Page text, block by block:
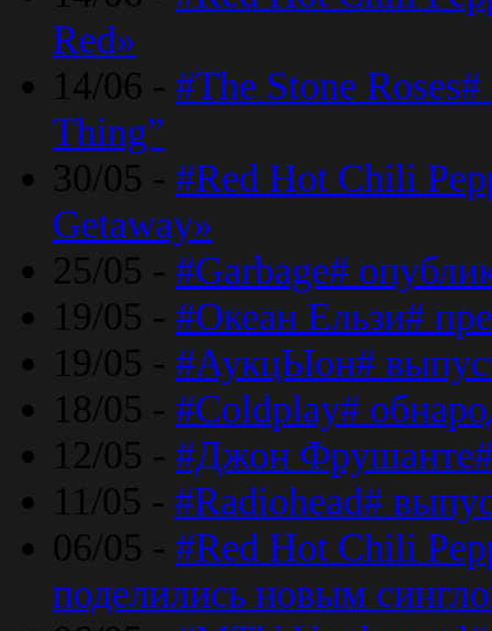
Red»
14/06 - #The Stone
Thing”
30/05 - #Red Hot Chili
Getaway»
25/05 - #Garbage#
19/05 - #Океан Ельзи#
19/05 - #АукцЫон#
18/05 - #Coldplay#
12/05 - #Джон
11/05 - #Radiohead#
06/05 - #Red Hot Chili
поделились новым